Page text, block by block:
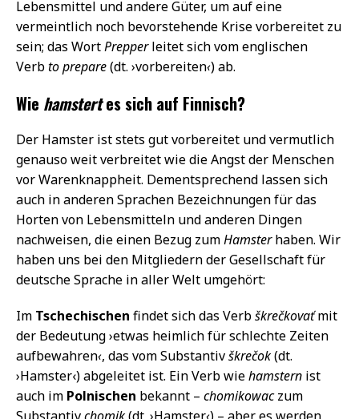
Lebensmittel und andere Güter, um auf eine
vermeintlich noch bevorstehende Krise vorbereitet zu
sein; das WortPrepperleitet sich vom englischen
Verbto prepare(dt. ›vorbereiten‹) ab.
Wie hamstertes sich auf Finnisch?
Der Hamster ist stets gut vorbereitet und vermutlich
genauso weit verbreitet wie die Angst der Menschen
vor Warenknappheit. Dementsprechend lassen sich
auch in anderen Sprachen Bezeichnungen für das
Horten von Lebensmitteln und anderen Dingen
nachweisen, die einen Bezug zumHamsterhaben. Wir
haben uns bei den Mitgliedern der Gesellschaft für
deutsche Sprache in aller Welt umgehört:
Im Tschechischen findet sich das Verbškrečkovaťmit
der Bedeutung ›etwas heimlich für schlechte Zeiten
aufbewahren‹, das vom Substantivškrečok(dt.
›Hamster‹) abgeleitet ist. Ein Verb wiehamstern ist
auch im Polnischen bekannt – chomikowaczum